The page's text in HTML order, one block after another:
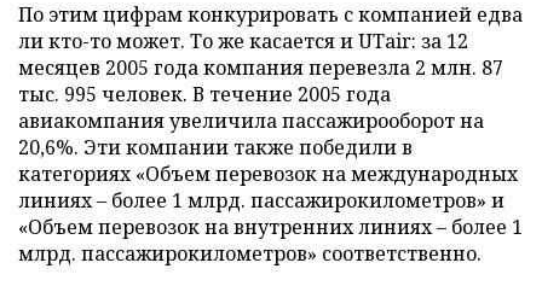
По этим цифрам конкурировать с компанией едва
ли кто-то может. То же касается и UТаir: за 12
месяцев 2005 года компания перевезла 2 млн. 87
тыс. 995 человек. В течение 2005 года
авиакомпания увеличила пассажирооборот на
20,6%. Эти компании также победили в
категориях «Объем перевозок на международных
линиях – более 1 млрд. пассажирокилометров» и
«Объем перевозок на внутренних линиях – более 1
млрд. пассажирокилометров» соответственно.